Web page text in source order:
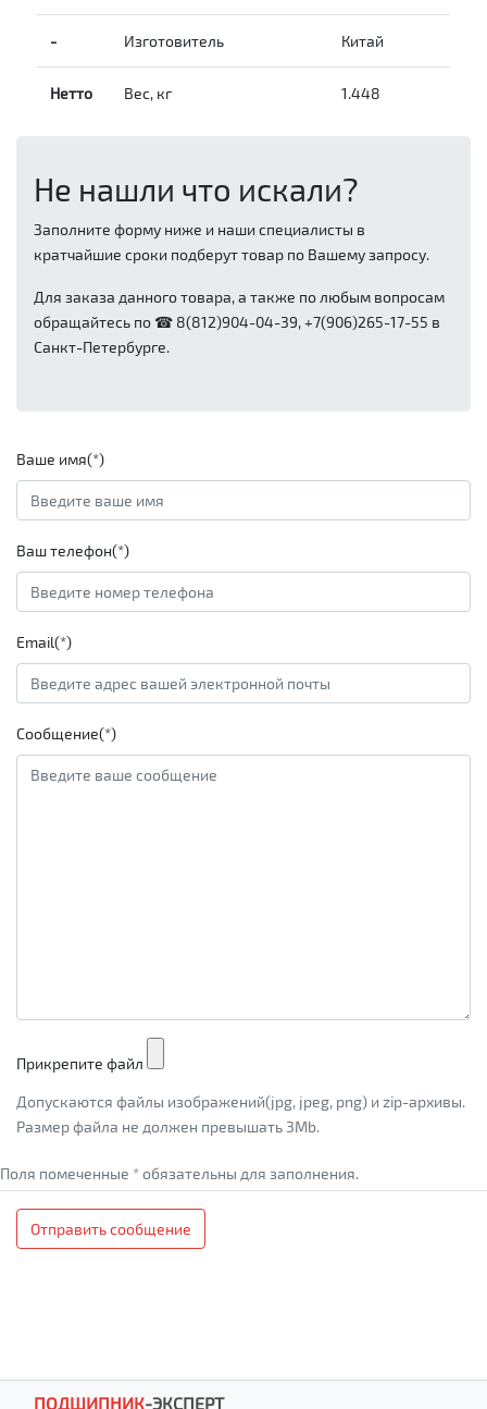
- Изготовитель Китай
Нетто Вес, кг 1.448
Не нашли что искали?
Заполните форму ниже и наши специалисты в
кратчайшие сроки подберут товар по Вашему запросу.
Для заказа данного товара, а также по любым вопросам
обращайтесь по ☎ 8(812)904-04-39, +7(906)265-17-55 в
Санкт-Петербурге.
Ваше имя(*)
Ваш телефон(*)
Email(*)
Сообщение(*)
Прикрепите файл
Допускаются файлы изображений(jpg, jpeg, png) и zip-архивы.
Размер файла не должен превышать 3Mb.
Поля помеченные * обязательны для заполнения.
Отправить сообщение
ПОДШИПНИК-ЭКСПЕРТ